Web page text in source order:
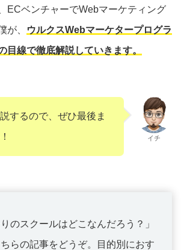
ECベンチャーでWebマーケティング
が、
ウルクスWebマーケタープログラ
目線で徹底解説していきます。
するので、ぜひ最後ま
イチ
のスクールはどこなんだろう？」
らの記事をどうぞ。目的別におす